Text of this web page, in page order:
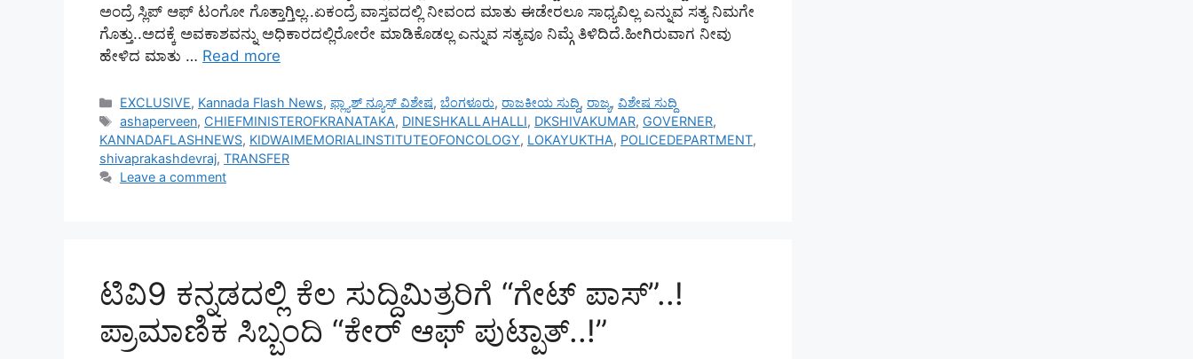
ಅಂದ್ರೆ ಸ್ಲಿಪ್‌ ಆಫ್‌ ಟಂಗೋ ಗೊತ್ತಾಗ್ತಿಲ್ಲ..ಏಕಂದ್ರೆ ವಾಸ್ತವದಲ್ಲಿ ನೀವಂದ ಮಾತು ಈಡೇರಲೂ ಸಾ‍ಧ್ಯವಿಲ್ಲ ಎನ್ನುವ ಸತ್ಯ ನಿಮಗೇ
ಗೊತ್ತು..ಅದಕ್ಕೆ ಅವಕಾಶವನ್ನು ಅಧಿಕಾರದಲ್ಲಿರೋರೇ ಮಾಡಿಕೊಡಲ್ಲ ಎನ್ನುವ ಸತ್ಯವೂ ನಿಮ್ಗೆ ತಿಳಿದಿದೆ.ಹೀಗಿರುವಾಗ ನೀವು
ಹೇಳಿದ ಮಾತು … Read more
Categories
EXCLUSIVE, Kannada Flash News,ಫ್ಲ್ಯಾಶ್ ನ್ಯೂಸ್ ವಿಶೇಷ,ಬೆಂಗಳೂರು,ರಾಜಕೀಯ ಸುದ್ದಿ,ರಾಜ್ಯ,ವಿಶೇಷ ಸುದ್ದಿ
Tags
ashaperveen, CHIEFMINISTEROFKRANATAKA, DINESHKALLAHALLI, DKSHIVAKUMAR, GOVERNER,
KANNADAFLASHNEWS, KIDWAIMEMORIALINSTITUTEOFONCOLOGY, LOKAYUKTHA, POLICEDEPARTMENT,
shivaprakashdevraj, TRANSFER
Leave a comment
ಟಿವಿ9 ಕನ್ನಡದಲ್ಲಿ ಕೆಲ ಸುದ್ದಿಮಿತ್ರರಿಗೆ “ಗೇಟ್ ಪಾಸ್”..!
ಪ್ರಾಮಾಣಿಕ ಸಿಬ್ಬಂದಿ “ಕೇರ್ ಆಫ್ ಪುಟ್ಪಾತ್..!”